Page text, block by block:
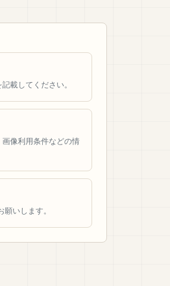
載してください。
像利用条件などの情
いします。